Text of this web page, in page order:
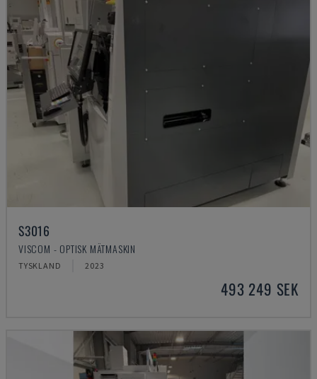
S3016
VISCOM - OPTISK MÄTMASKIN
TYSKLAND 2023
493 249 SEK